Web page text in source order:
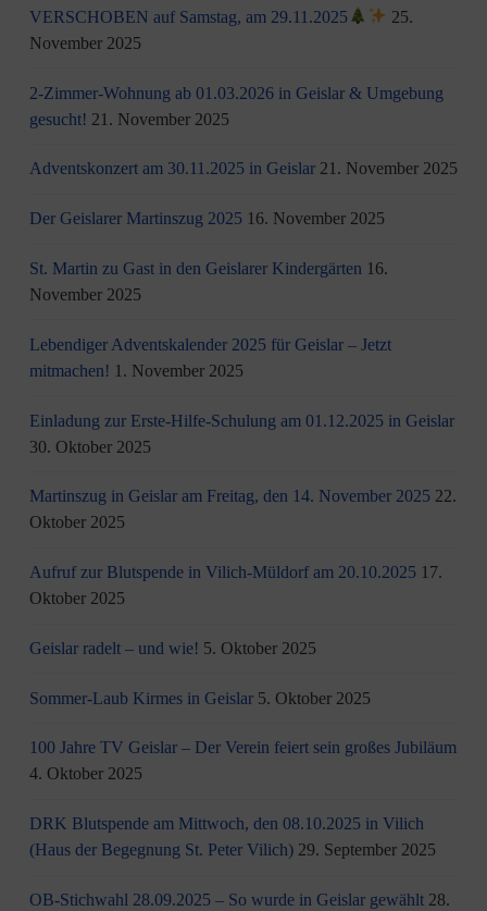
VERSCHOBEN auf Samstag, am 29.11.2025
25.
November 2025
2-Zimmer-Wohnung ab 01.03.2026 in Geislar & Umgebung
gesucht! 21. November 2025
Adventskonzert am 30.11.2025 in Geislar 21. November 2025
Der Geislarer Martinszug 2025 16. November 2025
St. Martin zu Gast in den Geislarer Kindergärten 16.
November 2025
Lebendiger Adventskalender 2025 für Geislar – Jetzt
mitmachen! 1. November 2025
Einladung zur Erste-Hilfe-Schulung am 01.12.2025 in Geislar
30. Oktober 2025
Martinszug in Geislar am Freitag, den 14. November 2025 22.
Oktober 2025
Aufruf zur Blutspende in Vilich-Müldorf am 20.10.2025 17.
Oktober 2025
Geislar radelt – und wie! 5. Oktober 2025
Sommer-Laub Kirmes in Geislar 5. Oktober 2025
100 Jahre TV Geislar – Der Verein feiert sein großes Jubiläum
4. Oktober 2025
DRK Blutspende am Mittwoch, den 08.10.2025 in Vilich
(Haus der Begegnung St. Peter Vilich) 29. September 2025
OB-Stichwahl 28.09.2025 – So wurde in Geislar gewählt 28.